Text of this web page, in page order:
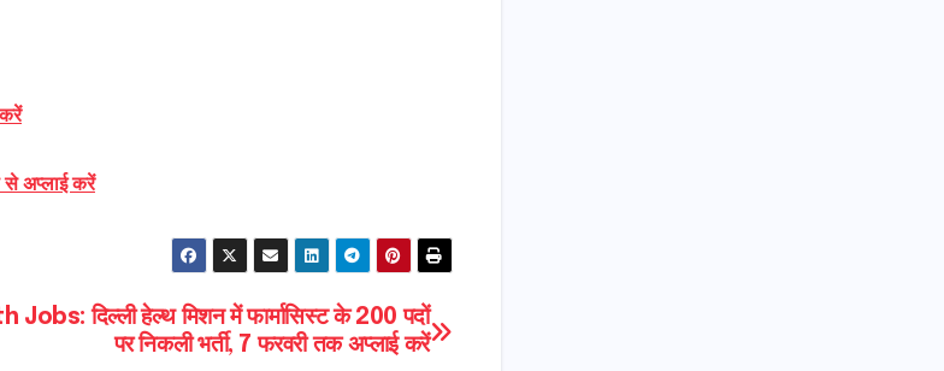
से अप्लाई करें
Jobs: दिल्ली हेल्थ मिशन में फार्मासिस्ट के 200 पदों
पर निकली भर्ती, 7 फरवरी तक अप्लाई करें